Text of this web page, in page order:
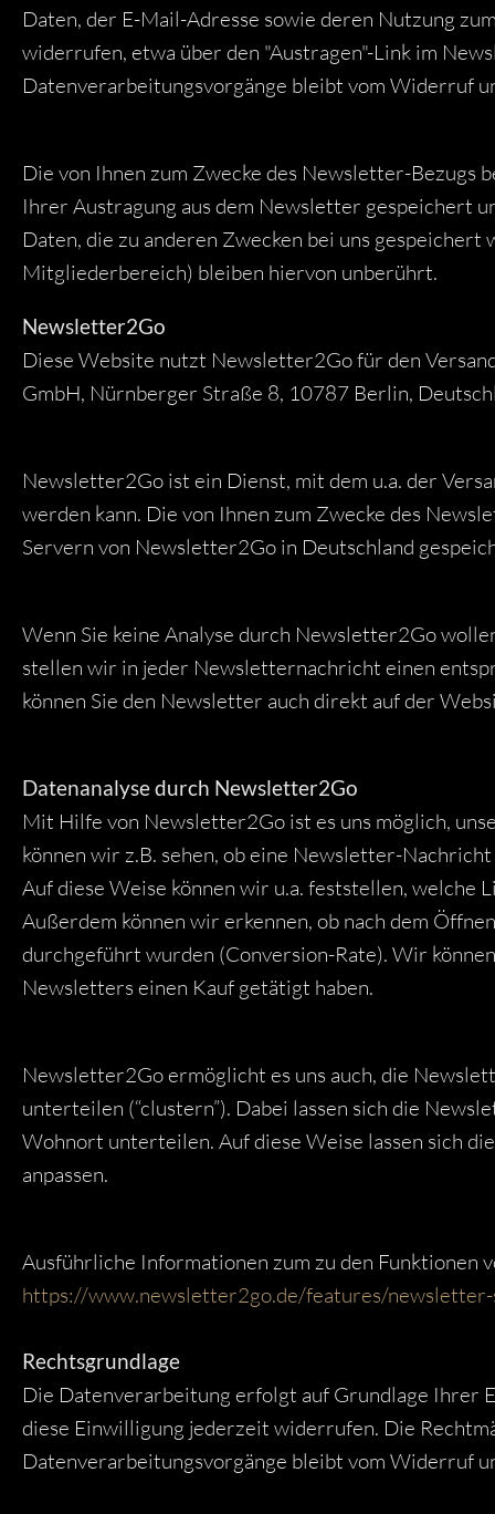
Daten, der E-Mail-Adresse sowie deren Nutzung
widerrufen, etwa über den "Austragen"-Link im
Datenverarbeitungsvorgänge bleibt vom Widerruf
Die von Ihnen zum Zwecke des Newsletter-Bezugs
Ihrer Austragung aus dem Newsletter gespeichert
Daten, die zu anderen Zwecken bei uns
Mitgliederbereich) bleiben hiervon unberührt.
Newsletter2Go
Diese Website nutzt Newsletter2Go für den
GmbH, Nürnberger Straße 8, 10787 Berlin,
Newsletter2Go ist ein Dienst, mit dem u.a. der
werden kann. Die von Ihnen zum Zwecke des
Servern von Newsletter2Go in Deutschland
Wenn Sie keine Analyse durch Newsletter2Go
stellen wir in jeder Newsletternachricht einen
können Sie den Newsletter auch direkt auf der
Datenanalyse durch Newsletter2Go
Mit Hilfe von Newsletter2Go ist es uns möglich,
können wir z.B. sehen, ob eine Newsletter-
Auf diese Weise können wir u.a. feststellen, welche
Außerdem können wir erkennen, ob nach dem
durchgeführt wurden (Conversion-Rate). Wir
Newsletters einen Kauf getätigt haben.
Newsletter2Go ermöglicht es uns auch, die
unterteilen (“clustern”). Dabei lassen sich die
Wohnort unterteilen. Auf diese Weise lassen sich
anpassen.
Ausführliche Informationen zum zu den Funktionen
https://www.newsletter2go.de/features/
Rechtsgrundlage
Die Datenverarbeitung erfolgt auf Grundlage Ihrer
diese Einwilligung jederzeit widerrufen. Die
Datenverarbeitungsvorgänge bleibt vom Widerruf